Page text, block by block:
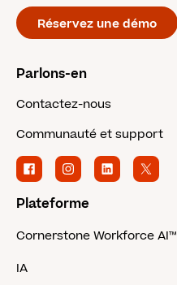
Réservez une démo
Parlons-en
Contactez-nous
Communauté et support
Plateforme
Cornerstone Workforce AI™
IA